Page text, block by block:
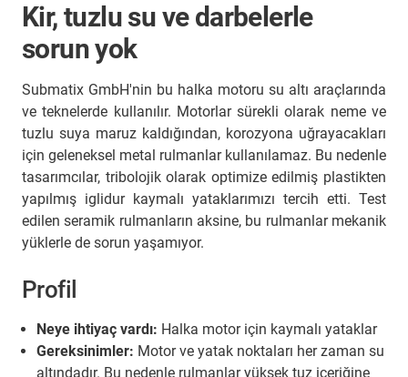
Kir, tuzlu su ve darbelerle
sorun yok
Submatix GmbH'nin bu halka motoru su altı araçlarında
ve teknelerde kullanılır. Motorlar sürekli olarak neme ve
tuzlu suya maruz kaldığından, korozyona uğrayacakları
için geleneksel metal rulmanlar kullanılamaz. Bu nedenle
tasarımcılar, tribolojik olarak optimize edilmiş plastikten
yapılmış iglidur kaymalı yataklarımızı tercih etti. Test
edilen seramik rulmanların aksine, bu rulmanlar mekanik
yüklerle de sorun yaşamıyor.
Profil
Neye ihtiyaç vardı: Halka motor için kaymalı yataklar
Gereksinimler: Motor ve yatak noktaları her zaman su
altındadır. Bu nedenle rulmanlar yüksek tuz içeriğine